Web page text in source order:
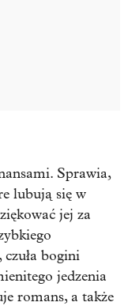
Sprawia,
lubują się w
jej za
czuła bogini
jedzenia
romans, a także